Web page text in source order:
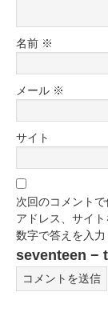
名前 ※
メール ※
サイト
次回のコメント
アドレス、サイト
数字で答えを入
seventeen −